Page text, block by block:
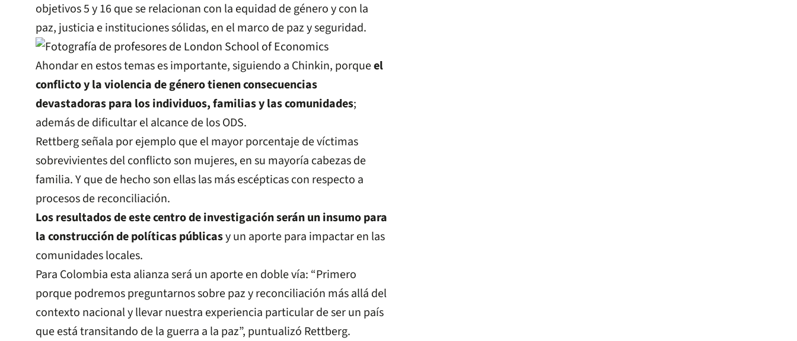
objetivos 5 y 16 que se relacionan con la equidad de género y con la
paz, justicia e instituciones sólidas, en el marco de paz y seguridad.
Ahondar en estos temas es importante, siguiendo a Chinkin, porqueel
conflicto y la violencia de género tienen consecuencias
devastadoras para los individuos, familias y las comunidades;
además de dificultar el alcance de los ODS.
Rettberg señala por ejemplo que el mayor porcentaje de víctimas
sobrevivientes del conflicto son mujeres, en su mayoría cabezas de
familia. Y que de hecho son ellas las más escépticas con respecto a
procesos de reconciliación.
Los resultados de este centro de investigación serán un insumo para
la construcción de políticas públicasy un aporte para impactar en las
comunidades locales.
Para Colombia esta alianza será un aporte en doble vía: “Primero
porque podremos preguntarnos sobre paz y reconciliación más allá del
contexto nacional y llevar nuestra experiencia particular de ser un país
que está transitando de la guerra a la paz”, puntualizó Rettberg.